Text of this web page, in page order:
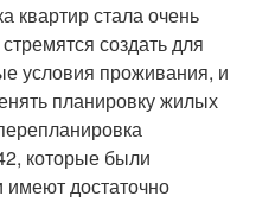
квартир стала очень
создать для
условия проживания, и
планировку жилых
которые были
имеют достаточно